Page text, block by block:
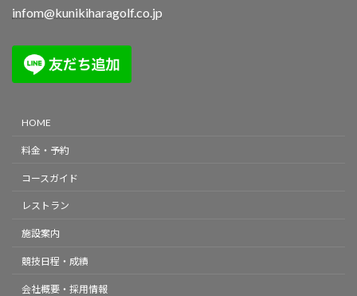
infom@kunikiharagolf.co.jp
HOME
料金・予約
コースガイド
レストラン
施設案内
競技日程・成績
会社概要・採用情報